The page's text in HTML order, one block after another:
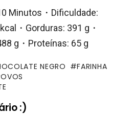
Minutos・Dificuldade:
・Gorduras: 391 g・
g・Proteínas: 65 g
NEGRO
FARINHA
OVOS
:)